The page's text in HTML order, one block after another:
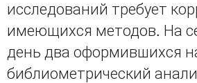
исследований требует
имеющихся методов. На
день два оформившихся
библиометрический